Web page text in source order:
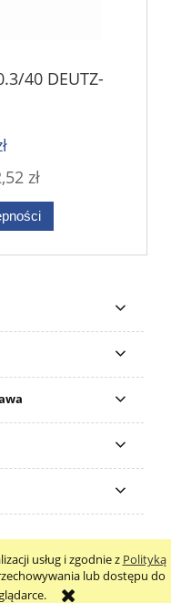
usług i zgodnie z Polityką
lub dostępu do
40 DEUTZ-
zł
strony